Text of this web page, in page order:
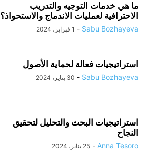
ما هي خدمات التوجيه والتدريب
الاحترافية لعمليات الاندماج والاستحواذ؟
Sabu Bozhayeva
- 1 فبراير، 2024
استراتيجيات فعالة لحماية الأصول
Sabu Bozhayeva
- 30 يناير، 2024
استراتيجيات البحث والتحليل لتحقيق
النجاح
Anna Tesoro
- 25 يناير، 2024